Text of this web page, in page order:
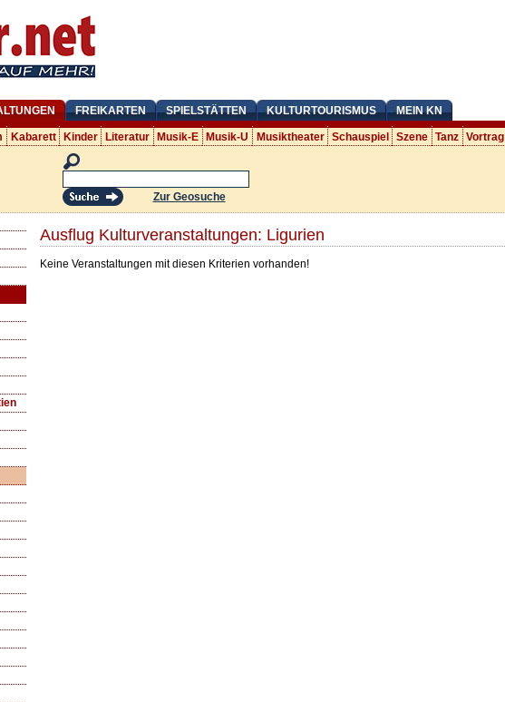
FREIKARTEN SPIELSTÄTTEN KULTURTOURISMUS MEIN KN
Kabarett Kinder Literatur Musik-E Musik-U Musiktheater Schauspiel Szene Tanz Vortrag
Zur Geosuche
Ausflug Kulturveranstaltungen: Ligurien
Keine Veranstaltungen mit diesen Kriterien vorhanden!